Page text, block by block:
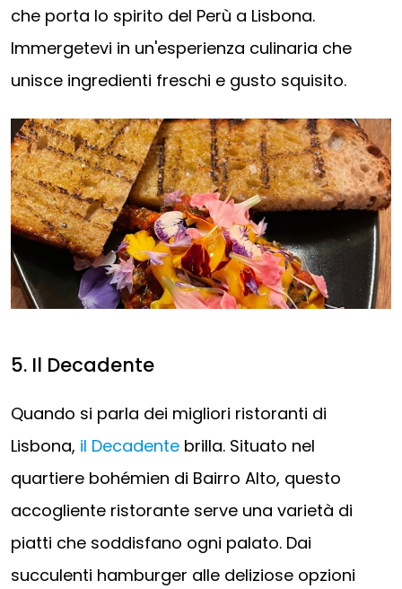
che porta lo spirito del Perù a Lisbona.
Immergetevi in un'esperienza culinaria che
unisce ingredienti freschi e gusto squisito.
5. Il Decadente
Quando si parla dei migliori ristoranti di
Lisbona, il Decadente brilla. Situato nel
quartiere bohémien di Bairro Alto, questo
accogliente ristorante serve una varietà di
piatti che soddisfano ogni palato. Dai
succulenti hamburger alle deliziose opzioni